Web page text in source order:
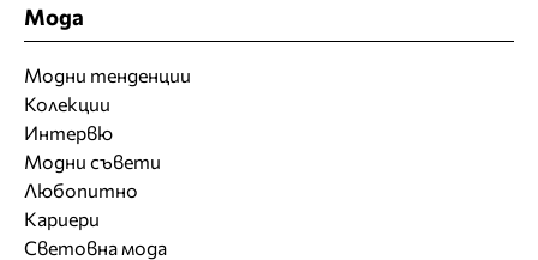
Мода
Модни тенденции
Колекции
Интервю
Модни съвети
Любопитно
Кариери
Световна мода